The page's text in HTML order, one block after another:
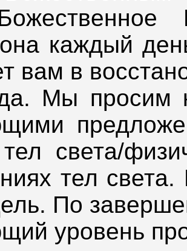
каждый
вам в
Мы просим
света/
тел
По
уровень